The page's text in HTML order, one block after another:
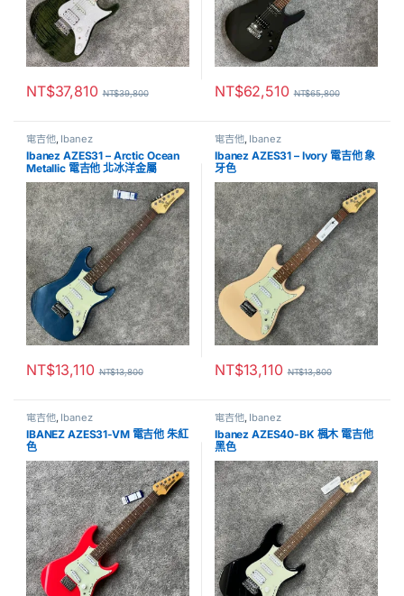
NT$37,810 NT$39,800 NT$62,510 NT$65,800
電吉他, Ibanez
Ibanez AZES31 – Arctic Ocean
Metallic 電吉他 北冰洋金屬
NT$13,110 NT$13,800
電吉他, Ibanez
Ibanez AZES31 – Ivory 電吉他 象
牙色
NT$13,110 NT$13,800
電吉他, Ibanez
IBANEZ AZES31-VM 電吉他 朱紅
色
電吉他, Ibanez
Ibanez AZES40-BK 楓木 電吉他
黑色